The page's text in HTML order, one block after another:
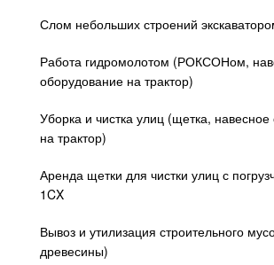
Слом небольших строений
Работа гидромолотом (РОКСОНом,
оборудование на трактор)
Уборка и чистка улиц (щетка,
на трактор)
Аренда щетки для чистки улиц с
1CX
Вывоз и утилизация строительного
древесины)